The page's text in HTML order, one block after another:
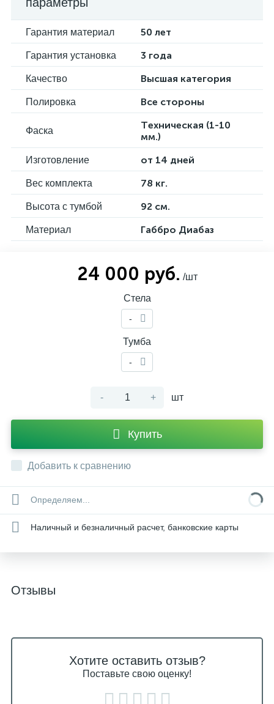
Гарантия материал 50 лет
Гарантия установка 3 года
Качество Высшая категория
Полировка Все стороны
Фаска
Техническая (1-10
мм.)
Изготовление от 14 дней
Вес комплекта 78 кг.
Высота с тумбой 92 см.
Материал Габбро Диабаз
24 000 руб. /шт
Стела
-
Тумба
-
- + шт
Купить
Добавить к сравнению
Определяем...
Наличный и безналичный расчет, банковские карты
Отзывы
Хотите оставить отзыв?
Поставьте свою оценку!